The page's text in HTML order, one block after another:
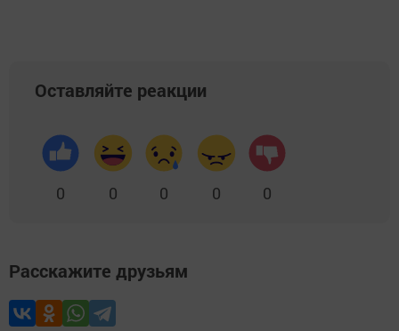
Оставляйте реакции
0 0 0 0 0
Расскажите друзьям